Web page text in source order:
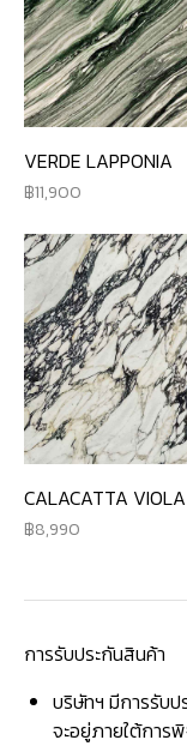
VERDE LAPPONIA
11,900
CALACATTA VIOLA
8,990
การรับประกันสินค้า
บริษัทฯ มีการรับ
จะอยู่ภายใต้การ